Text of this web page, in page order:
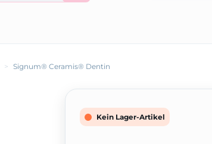
> Signum® Ceramis® Dentin
Kein Lager-Artikel